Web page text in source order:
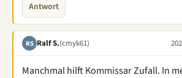
Antwort
RS Ralf S.(cmyk61)
Manchmal hilft Kommissar Zufall. In